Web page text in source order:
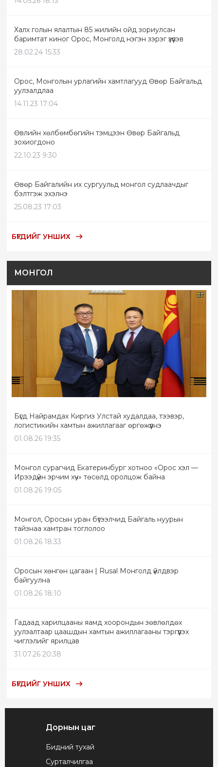
Халх голын ялалтын 85 жилийн ойд зориулсан
баримтат киног Орос, Монголд нэгэн зэрэг үзүүлэв
28.02.24 15:33
Орос, Монголын урлагийн хамтлагууд Өвөр Байгальд
уулзалдлаа
14.11.23 17:04
Өвлийн хөлбөмбөгийн тэмцээн Өвөр Байгальд
зохиогдоно
22.10.23 9:30
Өвөр Байгалийн их сургуульд монгол судлаачдыг
бэлтгэж эхэлнэ
25.08.23 17:03
БҮГДИЙГ УНШИХ
МОНГОЛ
Бүгд Найрамдах Киргиз Улстай худалдаа, тээвэр,
логистикийн хамтын ажиллагааг өргөжүүлнэ
01.08.26 19:35
Монгол сурагчид Екатеринбург хотноо «Орос хэл —
Ирээдүйн эрчим хүч» төсөлд оролцож байна
01.08.26 19:05
Монгол, Оросын уран бүтээлчид Байгаль нуурын
тайзнаа хамтран тоглолоо
01.08.26 18:33
Оросын хөнгөн цагаан | Rusal Монголд үйлдвэр
байгуулна
01.08.26 18:10
Гадаад харилцааны яамд хоорондын зөвлөлдөх
уулзалтаар цаашдын хамтын ажиллагааны тэргүүлэх
чиглэлийг ярилцав
31.07.26 20:38
БҮГДИЙГ УНШИХ
Дорнын цаг
Бидний тухай
Сурталчилгаа